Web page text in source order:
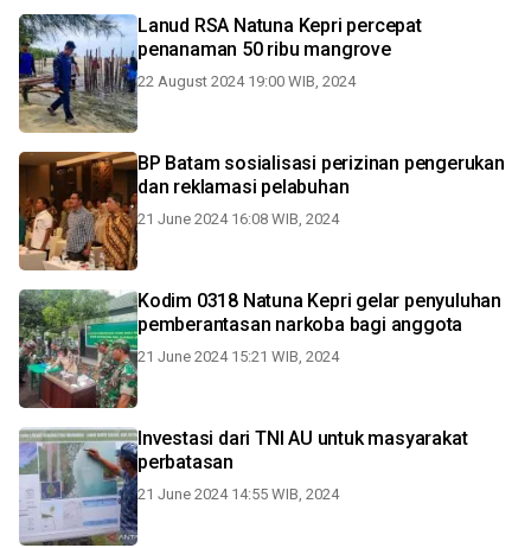
Lanud RSA Natuna Kepri percepat
penanaman 50 ribu mangrove
22 August 2024 19:00 WIB, 2024
BP Batam sosialisasi perizinan pengerukan
dan reklamasi pelabuhan
21 June 2024 16:08 WIB, 2024
Kodim 0318 Natuna Kepri gelar penyuluhan
pemberantasan narkoba bagi anggota
21 June 2024 15:21 WIB, 2024
Investasi dari TNI AU untuk masyarakat
perbatasan
21 June 2024 14:55 WIB, 2024